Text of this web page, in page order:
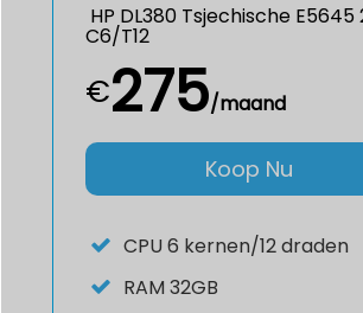
HP DL380 Tsjechische E5645
C6/T12
€275/maand
Koop Nu
CPU 6 kernen/12 draden
RAM 32GB